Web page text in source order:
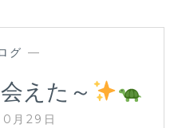
グ —
えた～
月29日